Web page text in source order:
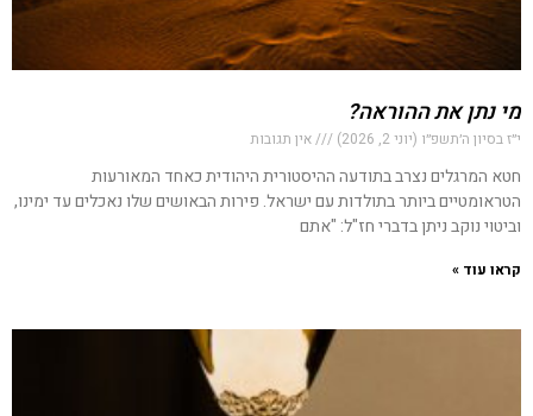
מי נתן את ההוראה?
י״ז בסיון ה׳תשפ״ו (יוני 2, 2026) אין תגובות
חטא המרגלים נצרב בתודעה ההיסטורית היהודית כאחד המאורעות
הטראומטיים ביותר בתולדות עם ישראל. פירות הבאושים שלו נאכלים עד ימינו,
וביטוי נוקב ניתן בדברי חז"ל: "אתם
קראו עוד »